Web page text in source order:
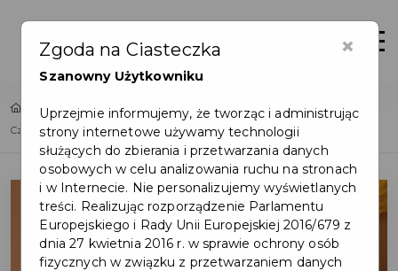
Zaloguj
Home
Lista aktualności
Czas na remont programu Czyste Powietrze – w trosce o beneficjentów
×
Zgoda na Ciasteczka
Szanowny Użytkowniku
Uprzejmie informujemy, że tworząc i administrując
strony internetowe używamy technologii
służących do zbierania i przetwarzania danych
osobowych w celu analizowania ruchu na stronach
i w Internecie. Nie personalizujemy wyświetlanych
treści. Realizując rozporządzenie Parlamentu
Europejskiego i Rady Unii Europejskiej 2016/679 z
dnia 27 kwietnia 2016 r. w sprawie ochrony osób
fizycznych w związku z przetwarzaniem danych